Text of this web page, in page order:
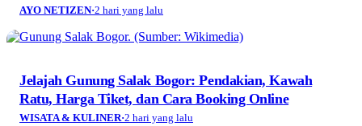
AYO NETIZEN·2 hari yang lalu
Jelajah Gunung Salak Bogor: Pendakian, Kawah
Ratu, Harga Tiket, dan Cara Booking Online
WISATA & KULINER·2 hari yang lalu